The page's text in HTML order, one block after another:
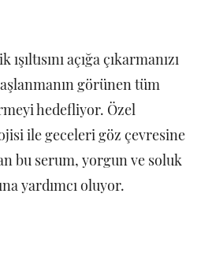
açığa çıkarmanızı
görünen tüm
hedefliyor. Özel
ile geceleri göz çevresine
bu serum, yorgun ve soluk
yardımcı oluyor.